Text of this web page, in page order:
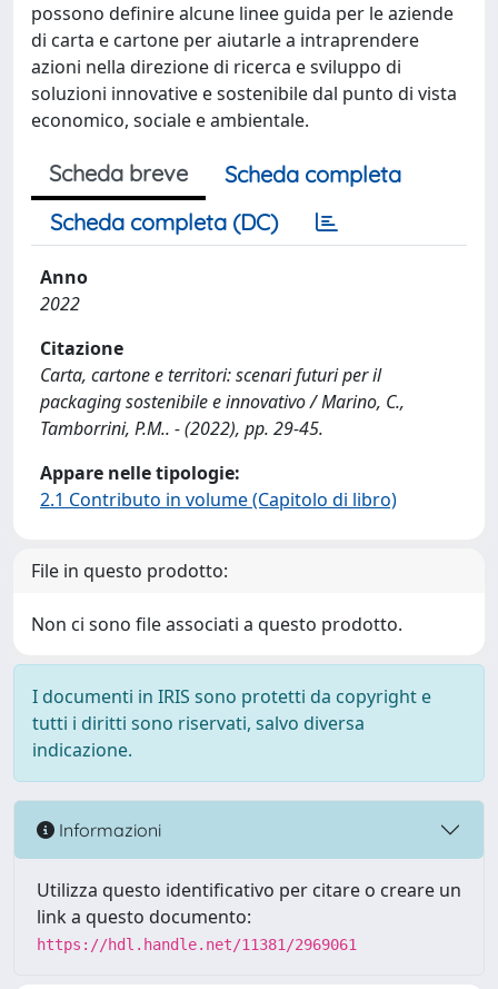
possono definire alcune linee guida per le aziende
di carta e cartone per aiutarle a intraprendere
azioni nella direzione di ricerca e sviluppo di
soluzioni innovative e sostenibile dal punto di vista
economico, sociale e ambientale.
Scheda breve
Scheda completa
Scheda completa (DC)
Anno
2022
Citazione
Carta, cartone e territori: scenari futuri per il
packaging sostenibile e innovativo / Marino, C.,
Tamborrini, P.M.. - (2022), pp. 29-45.
Appare nelle tipologie:
2.1 Contributo in volume (Capitolo di libro)
File in questo prodotto:
Non ci sono file associati a questo prodotto.
I documenti in IRIS sono protetti da copyright e
tutti i diritti sono riservati, salvo diversa
indicazione.
Informazioni
Utilizza questo identificativo per citare o creare un
link a questo documento:
https://hdl.handle.net/11381/2969061